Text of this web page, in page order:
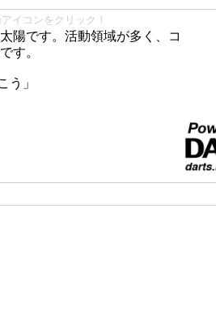
イコンをクリック！
陽です。活動領域が多く、コ
す。
う」